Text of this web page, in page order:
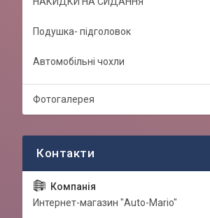
Подушка- підголовок
Автомобільні чохли
Фотогалерея
Интернет-магазин "Auto-Mario"